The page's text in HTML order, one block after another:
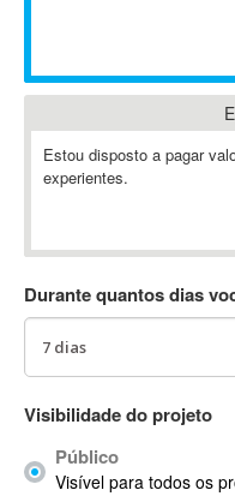
Ableton
Ableton Push
Abstract
AC3
ACID Pro
ACPI
Acrobat
Estou disposto a pagar
experientes.
Durante quantos dias
Visibilidade do projeto
Público
Visível para todos os